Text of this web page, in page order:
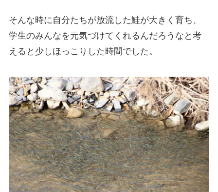
そんな時に自分たちが放流した鮭が大きく育ち、
学生のみんなを元気づけてくれるんだろうなと考
えると少しほっこりした時間でした。